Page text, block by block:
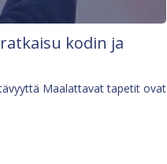
kodin ja
Maalattavat tapetit ovat